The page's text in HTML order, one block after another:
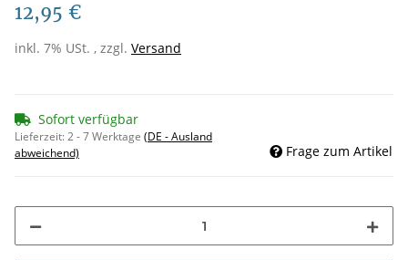
12,95 €
inkl. 7% USt. , zzgl. Versand
Sofort verfügbar
Lieferzeit:2 - 7 Werktage (DE - Ausland
abweichend)
Frage zum Artikel